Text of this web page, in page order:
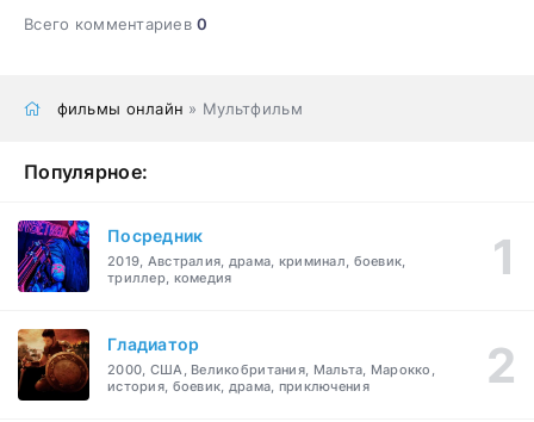
Всего комментариев0
фильмы онлайн » Мультфильм
Популярное:
Посредник
2019, Австралия, драма, криминал, боевик,
триллер, комедия
Гладиатор
2000, США, Великобритания, Мальта, Марокко,
история, боевик, драма, приключения